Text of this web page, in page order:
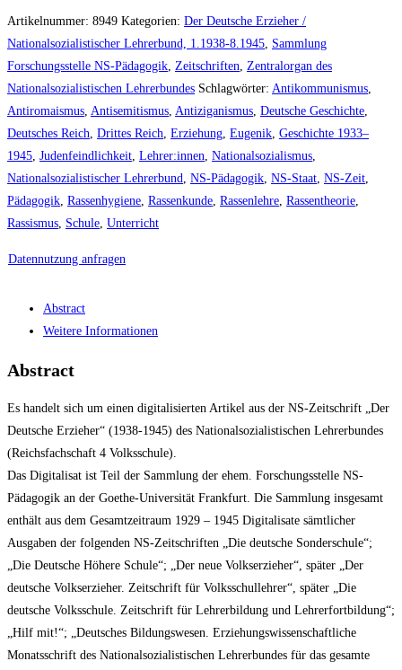
Artikelnummer: 8949 Kategorien: Der Deutsche Erzieher /
Nationalsozialistischer Lehrerbund, 1.1938-8.1945, Sammlung
Forschungsstelle NS-Pädagogik, Zeitschriften, Zentralorgan des
Nationalsozialistischen Lehrerbundes Schlagwörter: Antikommunismus,
Antiromaismus, Antisemitismus, Antiziganismus, Deutsche Geschichte,
Deutsches Reich, Drittes Reich, Erziehung, Eugenik, Geschichte 1933–
1945, Judenfeindlichkeit, Lehrer:innen, Nationalsozialismus,
Nationalsozialistischer Lehrerbund, NS-Pädagogik, NS-Staat, NS-Zeit,
Pädagogik, Rassenhygiene, Rassenkunde, Rassenlehre, Rassentheorie,
Rassismus, Schule, Unterricht
Datennutzung anfragen
Abstract
Weitere Informationen
Abstract
Es handelt sich um einen digitalisierten Artikel aus der NS-Zeitschrift „Der
Deutsche Erzieher“ (1938-1945) des Nationalsozialistischen Lehrerbundes
(Reichsfachschaft 4 Volksschule).
Das Digitalisat ist Teil der Sammlung der ehem. Forschungsstelle NS-
Pädagogik an der Goethe-Universität Frankfurt. Die Sammlung insgesamt
enthält aus dem Gesamtzeitraum 1929 – 1945 Digitalisate sämtlicher
Ausgaben der folgenden NS-Zeitschriften „Die deutsche Sonderschule“;
„Die Deutsche Höhere Schule“; „Der neue Volkserzieher“, später „Der
deutsche Volkserzieher. Zeitschrift für Volksschullehrer“, später „Die
deutsche Volksschule. Zeitschrift für Lehrerbildung und Lehrerfortbildung“;
„Hilf mit!“; „Deutsches Bildungswesen. Erziehungswissenschaftliche
Monatsschrift des Nationalsozialistischen Lehrerbundes für das gesamte